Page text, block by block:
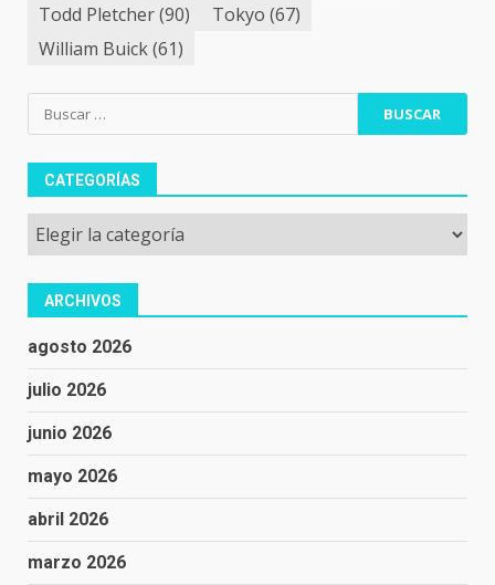
Todd Pletcher(90) Tokyo (67)
William Buick(61)
Buscar:
CATEGORÍAS
Categorías
ARCHIVOS
agosto 2026
julio 2026
junio 2026
mayo 2026
abril 2026
marzo 2026